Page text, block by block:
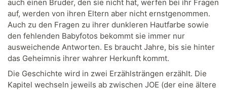
auch einen Bruder, den sie nicht hat, werfen bei ihr Fragen
auf, werden von ihren Eltern aber nicht ernstgenommen.
Auch zu den Fragen zu ihrer dunkleren Hautfarbe sowie
den fehlenden Babyfotos bekommt sie immer nur
ausweichende Antworten. Es braucht Jahre, bis sie hinter
das Geheimnis ihrer wahrer Herkunft kommt.
Die Geschichte wird in zwei Erzählsträngen erzählt. Die
Kapitel wechseln jeweils ab zwischen JOE (der eine ältere